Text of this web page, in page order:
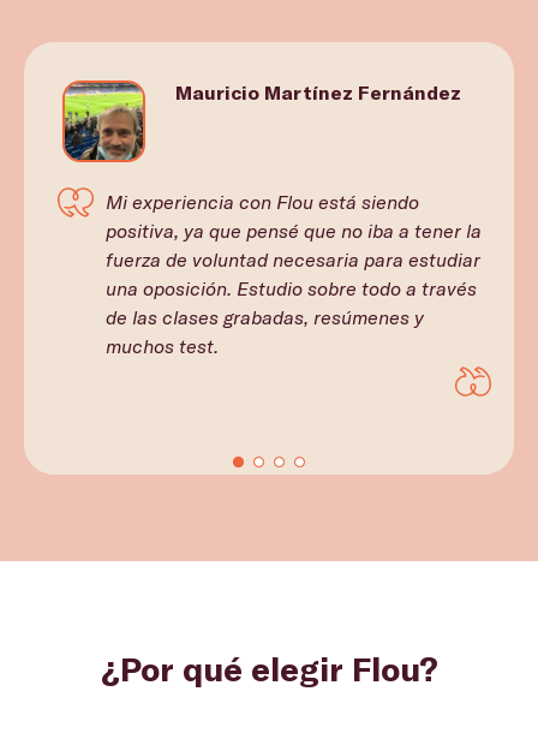
Mauricio Martínez Fernández
Mi experiencia con Flou está siendo
positiva, ya que pensé que no iba a tener la
fuerza de voluntad necesaria para estudiar
una oposición. Estudio sobre todo a través
de las clases grabadas, resúmenes y
muchos test.
¿Por qué elegir Flou?